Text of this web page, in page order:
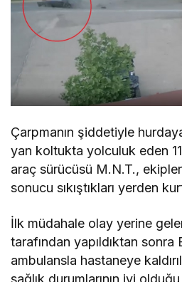
Çarpmanın şiddetiyle
yan koltukta yolculuk eden
araç sürücüsü M.N.T.,
sonucu sıkıştıkları yerden
İlk müdahale olay yerine
tarafından yapıldıktan sonra
ambulansla hastaneye
sağlık durumlarının iyi